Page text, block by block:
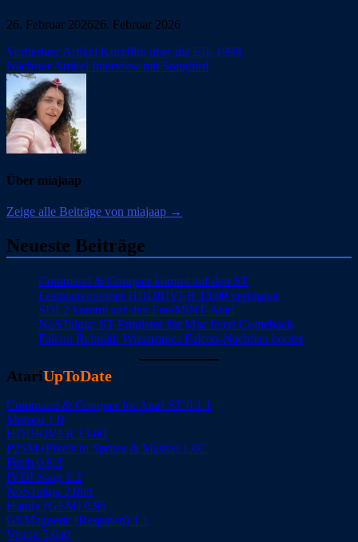
26. Februar 202626. Februar 2026
Beitragsnavigation
Vorheriger Artikel Kurzfilm über die EIL 1999
Nächster Artikel Interview mit Songbird
Über miajaap
Zeige alle Beiträge von miajaap →
Neueste Beiträge
Command & Conquer kommt auf den ST
Festplattentreiber HDDRIVER 13.00 verfügbar
SDL2 kommt auf den FreeMiNT-Atari
NoSTalgia: ST-Emulator für Mac feiert Comeback
Falcon Rebuild: Wizztronics Falcon-Nachbau bootet
AtariUpToDate
Command & Conquer for Atari ST 0.1.1
Motosu 1.0
HDDRIVER 13.00
P2SM (Pixels to Sprites & Masks) 1.6C
Forth 0.8.3
fVDI Snap 1.2
NoSTalgia 2.0b8
Handy (GEM) 0.95
GEMagnetic (Respawn) 1.1
Vision 5.0a0